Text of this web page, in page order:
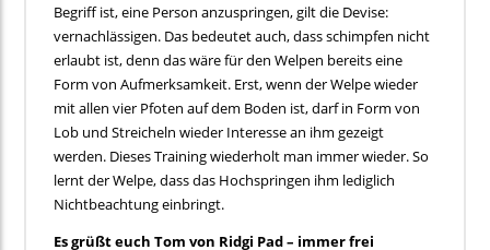
Begriff ist, eine Person anzuspringen, gilt die Devise:
vernachlässigen. Das bedeutet auch, dass schimpfen nicht
erlaubt ist, denn das wäre für den Welpen bereits eine
Form von Aufmerksamkeit. Erst, wenn der Welpe wieder
mit allen vier Pfoten auf dem Boden ist, darf in Form von
Lob und Streicheln wieder Interesse an ihm gezeigt
werden. Dieses Training wiederholt man immer wieder. So
lernt der Welpe, dass das Hochspringen ihm lediglich
Nichtbeachtung einbringt.
Es grüßt euch Tom von Ridgi Pad – immer frei